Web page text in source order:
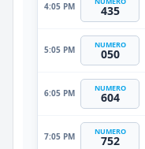
4:05 PM 435
5:05 PM NUMERO
050
6:05 PM NUMERO
604
7:05 PM NUMERO
752